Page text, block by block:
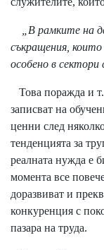
„В рамките на
съкращения,
особено в сектори
Това поражда и
записват на
ценни след
тенденцията за
реалната нужда е
момента все
доразвиват и
конкуренция с
пазара на труда.